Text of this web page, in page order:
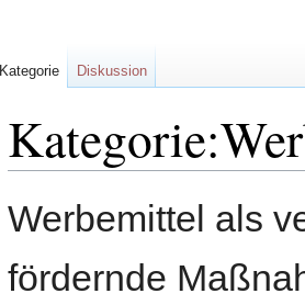
Navigation
Suche
Werbemittel als
fördernde
Kategorie Diskussion